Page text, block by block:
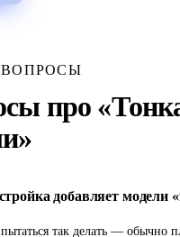
про
добавляет модели
так делать — обычно